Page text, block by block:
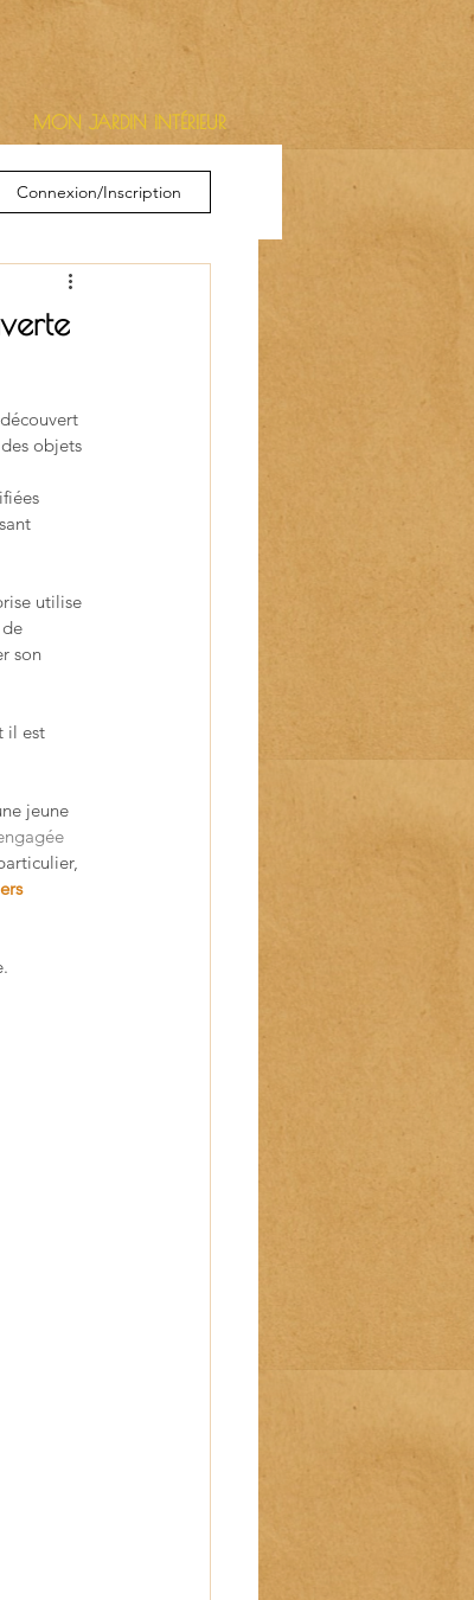
Connexion/Inscription
objets
utilise
son
il est
jeune
MON JARDIN INTÉRIEUR